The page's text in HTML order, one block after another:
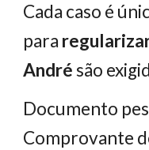
Cada caso é
para
Andrésão
Documento
Comprovante